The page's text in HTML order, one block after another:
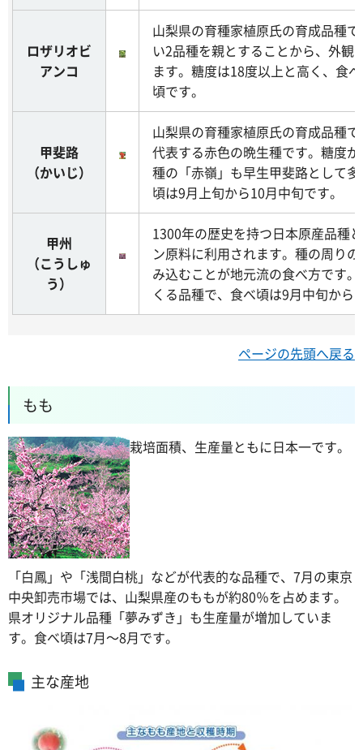
ロザリオビ
アンコ
山梨県の育種家植原氏の育成品種
い2品種を親とすることから、外観
ます。糖度は18度以上と高く、食
頃です。
甲斐路
（かいじ）
山梨県の育種家植原氏の育成品種
代表する赤色の晩生種です。糖度
種の「赤嶺」も早生甲斐路として
頃は9月上旬から10月中旬です。
甲州
（こうしゅ
う）
1300年の歴史を持つ日本原産品種
ン原料に利用されます。種の周り
み込むことが地元流の食べ方です
くる品種で、食べ頃は9月中旬から
ページの先頭へ戻る
もも
栽培面積、生産量ともに日本一です。
「白鳳」や「浅間白桃」などが代表的な品種で、7月の東京
中央卸売市場では、山梨県産のももが約80％を占めます。
県オリジナル品種「夢みずき」も生産量が増加していま
す。食べ頃は7月～8月です。
主な産地